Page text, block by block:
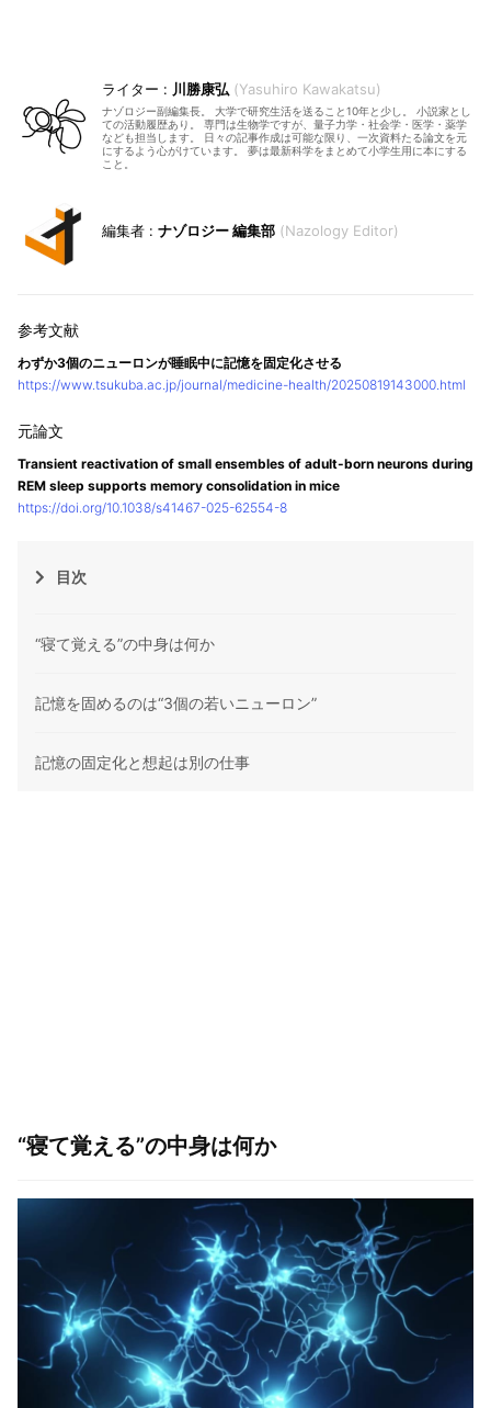
川勝康弘 Yasuhiro Kawakatsu
ナゾロジー副編集長。 大学で研究生活を送ること10年と少し。 小説家とし
ての活動履歴あり。 専門は生物学ですが、量子力学・社会学・医学・薬学
なども担当します。 日々の記事作成は可能な限り、一次資料たる論文を元
にするよう心がけています。 夢は最新科学をまとめて小学生用に本にする
こと。
ナゾロジー 編集部 Nazology Editor
わずか3個のニューロンが睡眠中に記憶を固定化させる
https://www.tsukuba.ac.jp/journal/medicine-health/20250819143000.html
Transient reactivation of small ensembles of adult-born neurons during
REM sleep supports memory consolidation in mice
https://doi.org/10.1038/s41467-025-62554-8
目次
“寝て覚える”の中身は何か
記憶を固めるのは“3個の若いニューロン”
記憶の固定化と想起は別の仕事
“寝て覚える”の中身は何か